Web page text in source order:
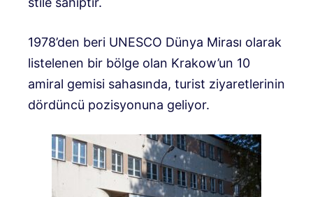
1978’den beri UNESCO Dünya Mirası olarak
listelenen bir bölge olan Krakow’un 10
amiral gemisi sahasında, turist ziyaretlerinin
dördüncü pozisyonuna geliyor.